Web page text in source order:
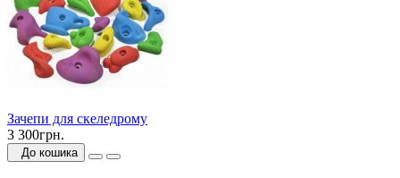
Зачепи для скеледрому
3 300грн.
До кошика